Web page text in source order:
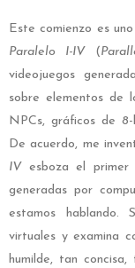
Este comienzo es
Paralelo I-IV(
videojuegos
sobre elementos de
NPCs, gráficos de
De acuerdo, me
IV esboza el primer
generadas por
estamos hablando.
virtuales y examina
humilde, tan